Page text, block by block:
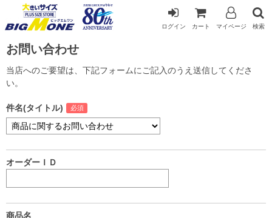
ログイン カート マイページ 検索
お問い合わせ
当店へのご要望は、下記フォームにご記入のうえ送信してくださ
い。
件名(タイトル)
オーダーＩＤ
商品名